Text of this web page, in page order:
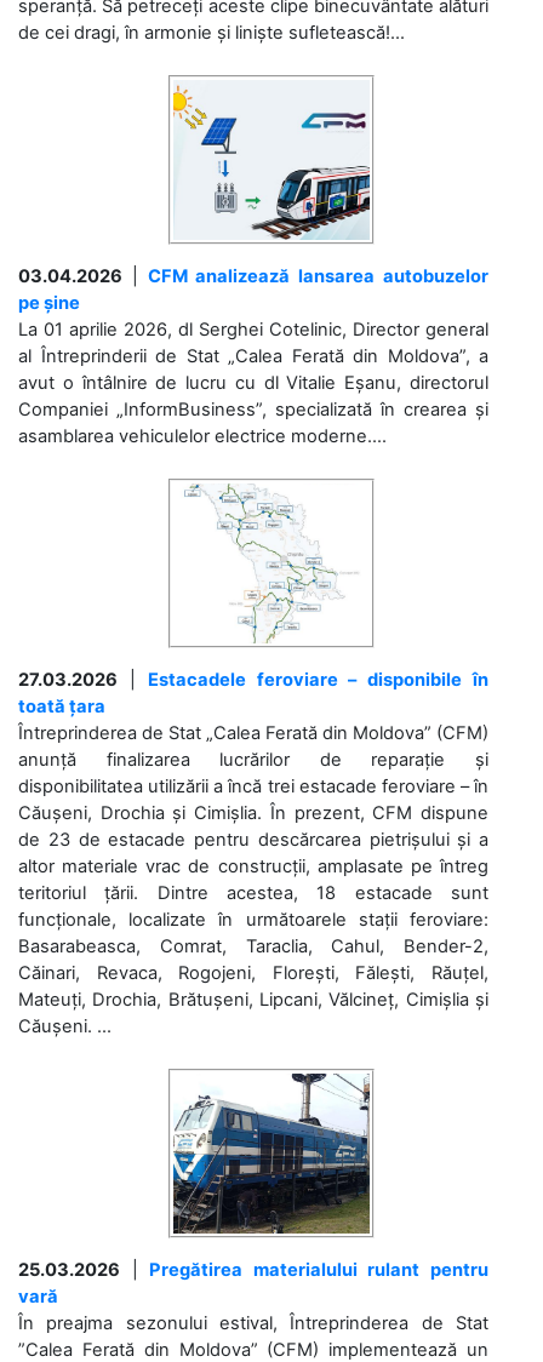
speranță. Să petreceți aceste clipe binecuvântate alături
de cei dragi, în armonie și liniște sufletească!...
03.04.2026
CFM analizează lansarea autobuzelor
pe șine
La 01 aprilie 2026, dl Serghei Cotelinic, Director general
al Întreprinderii de Stat „Calea Ferată din Moldova”, a
avut o întâlnire de lucru cu dl Vitalie Eșanu, directorul
Companiei „InformBusiness”, specializată în crearea și
asamblarea vehiculelor electrice moderne....
27.03.2026
Estacadele feroviare – disponibile în
toată țara
Întreprinderea de Stat „Calea Ferată din Moldova” (CFM)
anunță finalizarea lucrărilor de reparație și
disponibilitatea utilizării a încă trei estacade feroviare – în
Căușeni, Drochia și Cimișlia. În prezent, CFM dispune
de 23 de estacade pentru descărcarea pietrișului și a
altor materiale vrac de construcții, amplasate pe întreg
teritoriul țării. Dintre acestea, 18 estacade sunt
funcționale, localizate în următoarele stații feroviare:
Basarabeasca, Comrat, Taraclia, Cahul, Bender-2,
Căinari, Revaca, Rogojeni, Florești, Fălești, Răuțel,
Mateuți, Drochia, Brătușeni, Lipcani, Vălcineț, Cimișlia și
Căușeni. ...
25.03.2026
Pregătirea materialului rulant pentru
vară
În preajma sezonului estival, Întreprinderea de Stat
”Calea Ferată din Moldova” (CFM) implementează un